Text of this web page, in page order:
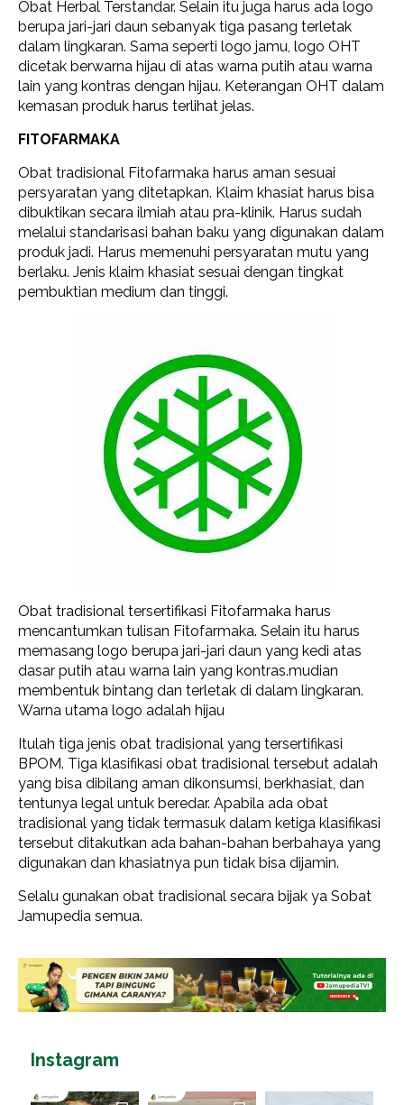
Obat Herbal Terstandar. Selain itu juga harus ada logo
berupa jari-jari daun sebanyak tiga pasang terletak
dalam lingkaran. Sama seperti logo jamu, logo OHT
dicetak berwarna hijau di atas warna putih atau warna
lain yang kontras dengan hijau. Keterangan OHT dalam
kemasan produk harus terlihat jelas.
FITOFARMAKA
Obat tradisional Fitofarmaka harus aman sesuai
persyaratan yang ditetapkan. Klaim khasiat harus bisa
dibuktikan secara ilmiah atau pra-klinik. Harus sudah
melalui standarisasi bahan baku yang digunakan dalam
produk jadi. Harus memenuhi persyaratan mutu yang
berlaku. Jenis klaim khasiat sesuai dengan tingkat
pembuktian medium dan tinggi.
Obat tradisional tersertifikasi Fitofarmaka harus
mencantumkan tulisan Fitofarmaka. Selain itu harus
memasang logo berupa jari-jari daun yang kedi atas
dasar putih atau warna lain yang kontras.mudian
membentuk bintang dan terletak di dalam lingkaran.
Warna utama logo adalah hijau
Itulah tiga jenis obat tradisional yang tersertifikasi
BPOM. Tiga klasifikasi obat tradisional tersebut adalah
yang bisa dibilang aman dikonsumsi, berkhasiat, dan
tentunya legal untuk beredar. Apabila ada obat
tradisional yang tidak termasuk dalam ketiga klasifikasi
tersebut ditakutkan ada bahan-bahan berbahaya yang
digunakan dan khasiatnya pun tidak bisa dijamin.
Selalu gunakan obat tradisional secara bijak ya Sobat
Jamupedia semua.
Instagram